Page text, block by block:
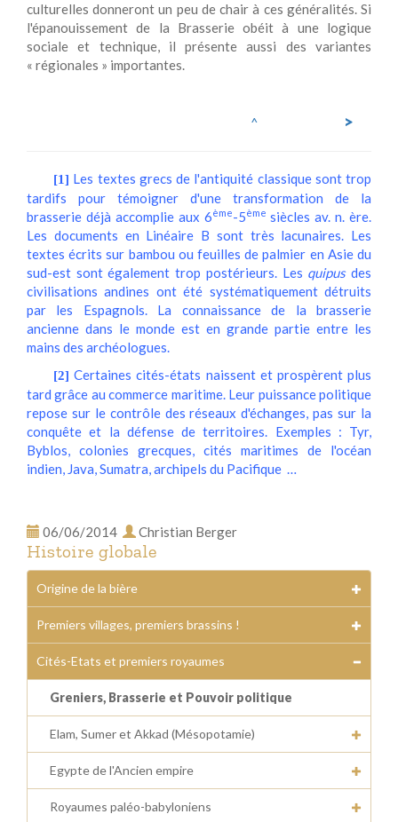
culturelles donneront un peu de chair à ces généralités. Si
l'épanouissement de la Brasserie obéit à une logique
sociale et technique, il présente aussi des variantes
« régionales » importantes.
^ >
[1] Les textes grecs de l'antiquité classique sont trop
tardifs pour témoigner d'une transformation de la
brasserie déjà accomplie aux 6ème-5ème siècles av. n. ère.
Les documents en Linéaire B sont très lacunaires. Les
textes écrits sur bambou ou feuilles de palmier en Asie du
sud-est sont également trop postérieurs. Les quipusdes
civilisations andines ont été systématiquement détruits
par les Espagnols. La connaissance de la brasserie
ancienne dans le monde est en grande partie entre les
mains des archéologues.
[2] Certaines cités-états naissent et prospèrent plus
tard grâce au commerce maritime. Leur puissance politique
repose sur le contrôle des réseaux d'échanges, pas sur la
conquête et la défense de territoires. Exemples : Tyr,
Byblos, colonies grecques, cités maritimes de l'océan
indien, Java, Sumatra, archipels du Pacifique …
06/06/2014 Christian Berger
Histoire globale
Origine de la bière
Premiers villages, premiers brassins !
Cités-Etats et premiers royaumes
Greniers, Brasserie et Pouvoir politique
Elam, Sumer et Akkad (Mésopotamie)
Egypte de l'Ancien empire
Royaumes paléo-babyloniens